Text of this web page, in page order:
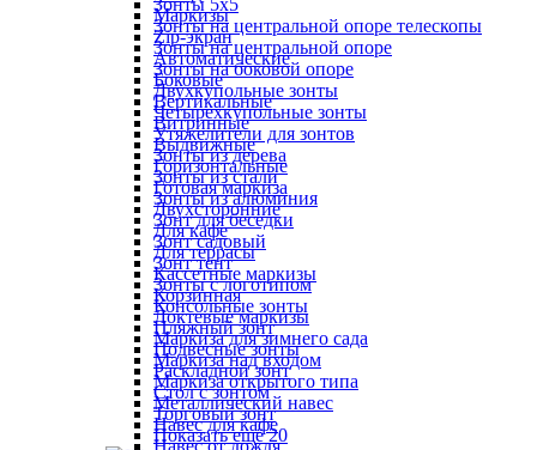
Зонты 5х5
Зонты на центральной опоре телескопы
Зонты на центральной опоре
Зонты на боковой опоре
Двухкупольные зонты
Четырехкупольные зонты
Утяжелители для зонтов
Зонты из дерева
Зонты из стали
Зонты из алюминия
Зонт для беседки
Зонт садовый
Зонт тент
Зонты с логотипом
Консольные зонты
Пляжный зонт
Подвесные зонты
Раскладной зонт
Стол с зонтом
Торговый зонт
Показать ещё 20
Маркизы
Zip-экран
Автоматические
Боковые
Вертикальные
Витринные
Выдвижные
Горизонтальные
Готовая маркиза
Двухсторонние
Для кафе
Для террасы
Кассетные маркизы
Корзинная
Локтевые маркизы
Маркиза для зимнего сада
Маркиза над входом
Маркиза открытого типа
Металлический навес
Навес для кафе
Навес от дождя